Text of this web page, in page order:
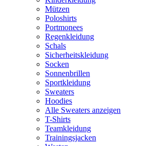
Mützen
Poloshirts
Portmonees
Regenkleidung
Schals
Sicherheitskleidung
Socken
Sonnenbrillen
Sportkleidung
Sweaters
Hoodies
Alle Sweaters anzeigen
T-Shirts
Teamkleidung
Trainingsjacken